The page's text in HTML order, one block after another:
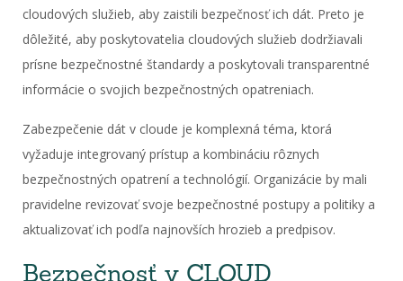
cloudových služieb, aby zaistili bezpečnosť ich dát. Preto je
dôležité, aby poskytovatelia cloudových služieb dodržiavali
prísne bezpečnostné štandardy a poskytovali transparentné
informácie o svojich bezpečnostných opatreniach.
Zabezpečenie dát v cloude je komplexná téma, ktorá
vyžaduje integrovaný prístup a kombináciu rôznych
bezpečnostných opatrení a technológií. Organizácie by mali
pravidelne revizovať svoje bezpečnostné postupy a politiky a
aktualizovať ich podľa najnovších hrozieb a predpisov.
Bezpečnosť v CLOUD